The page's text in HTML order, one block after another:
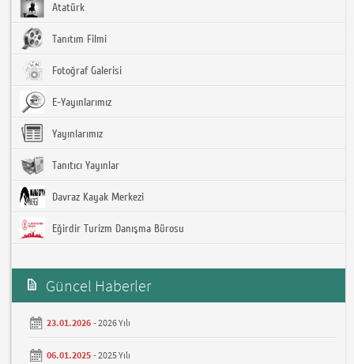
Atatürk
Tanıtım Filmi
Fotoğraf Galerisi
E-Yayınlarımız
Yayınlarımız
Tanıtıcı Yayınlar
Davraz Kayak Merkezi
Eğirdir Turizm Danışma Bürosu
Güncel Haberler
23.01.2026 -2026 Yılı
06.01.2025 -2025 Yılı